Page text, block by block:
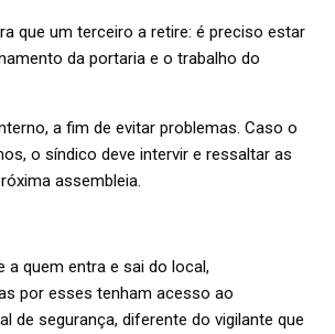
que um terceiro a retire: é preciso estar
da portaria e o trabalho do
a fim de evitar problemas. Caso o
o síndico deve intervir e ressaltar as
assembleia.
quem entra e sai do local,
por esses tenham acesso ao
de segurança, diferente do vigilante que